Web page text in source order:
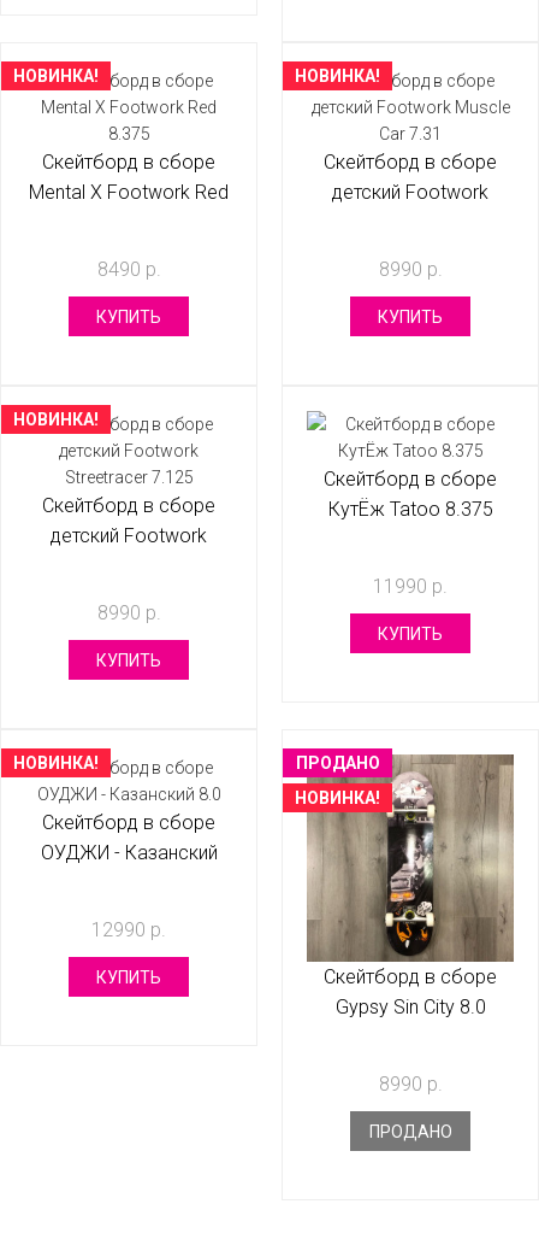
НОВИНКА!
Скейтборд в сборе
Mental X Footwork Red
8490 р.
КУПИТЬ
НОВИНКА!
Скейтборд в сборе
детский Footwork
8990 р.
КУПИТЬ
НОВИНКА!
Скейтборд в сборе
детский Footwork
8990 р.
КУПИТЬ
Скейтборд в сборе
КутЁж Tatoo 8.375
11990 р.
КУПИТЬ
НОВИНКА!
Скейтборд в сборе
ОУДЖИ - Казанский
12990 р.
КУПИТЬ
ПРОДАНО
НОВИНКА!
Скейтборд в сборе
Gypsy Sin City 8.0
8990 р.
ПРОДАНО